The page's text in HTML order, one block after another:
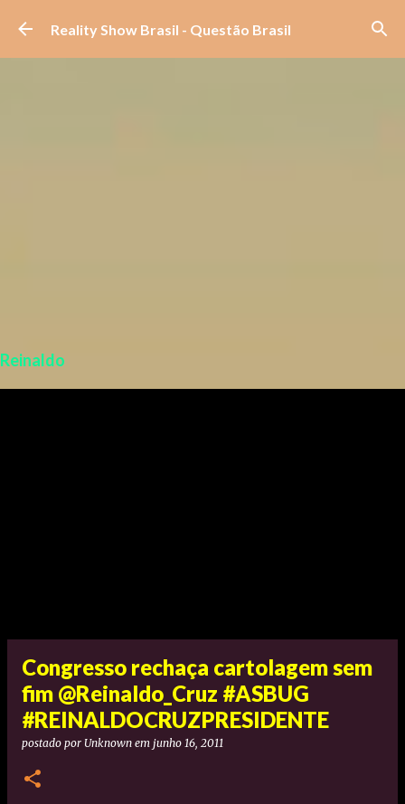
Pular para o conteúdo principal
Reality Show Brasil - Questão Brasil
Reinaldo
Congresso rechaça cartolagem sem
fim @Reinaldo_Cruz #ASBUG
#REINALDOCRUZPRESIDENTE
postado por Unknown em junho 16, 2011